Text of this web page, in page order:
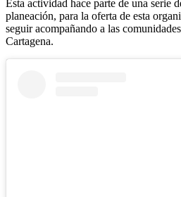
Esta actividad hace parte de una serie
planeación, para la oferta de esta
seguir acompañando a las
Cartagena.